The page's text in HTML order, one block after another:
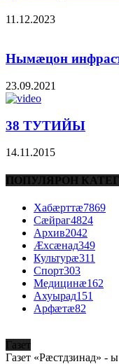
11.12.2023
Нымæцон
23.09.2021
38 ТУТИЙЫ
14.11.2015
ПОПУЛЯРОН
Хабæрттæ7869
Сæйраг4824
Архив2042
Æхсæнад349
Культурæ311
Спорт303
Медицинæ162
Ахуырад151
Арфæтæ82
Газет
Газет «Рæстдзинад» -